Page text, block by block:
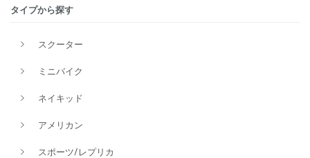
タイプから探す
スクーター
ミニバイク
ネイキッド
アメリカン
スポーツ/レプリカ